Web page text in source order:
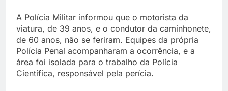
A Polícia Militar informou que o motorista da
viatura, de 39 anos, e o condutor da caminhonete,
de 60 anos, não se feriram. Equipes da própria
Polícia Penal acompanharam a ocorrência, e a
área foi isolada para o trabalho da Polícia
Científica, responsável pela perícia.